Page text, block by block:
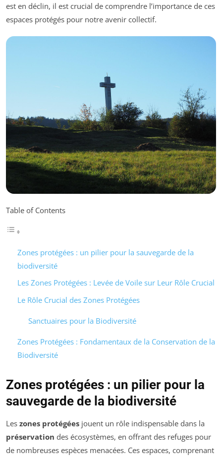
est en déclin, il est crucial de comprendre l’importance de ces
espaces protégés pour notre avenir collectif.
Table of Contents
Zones protégées : un pilier pour la sauvegarde de la
biodiversité
Les Zones Protégées : Levée de Voile sur Leur Rôle Crucial
Le Rôle Crucial des Zones Protégées
Sanctuaires pour la Biodiversité
Zones Protégées : Fondamentaux de la Conservation de la
Biodiversité
Zones protégées : un pilier pour la
sauvegarde de la biodiversité
Les zones protégées jouent un rôle indispensable dans la
préservation des écosystèmes, en offrant des refuges pour
de nombreuses espèces menacées. Ces espaces, comprenant